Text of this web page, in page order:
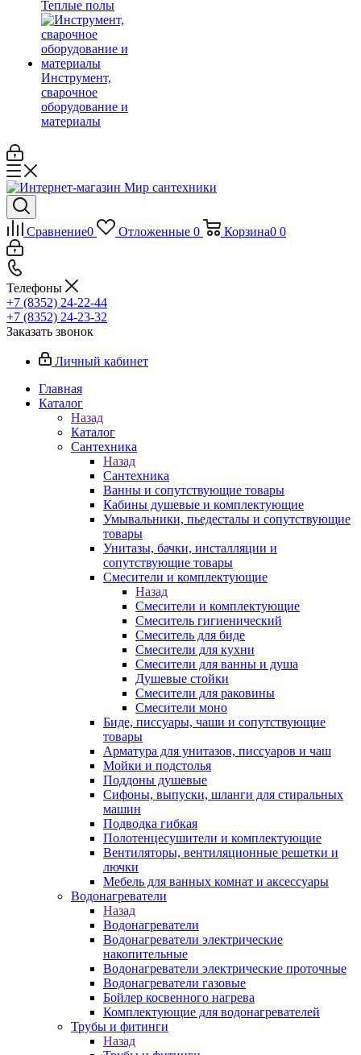
Теплые полы
Инструмент,
сварочное
оборудование и
материалы
Сравнение0 Отложенные 0 Корзина0 0
Телефоны
+7 (8352) 24-22-44
+7 (8352) 24-23-32
Заказать звонок
Личный кабинет
Главная
Каталог
Назад
Каталог
Сантехника
Назад
Сантехника
Ванны и сопутствующие товары
Кабины душевые и комплектующие
Умывальники, пьедесталы и сопутствующие
товары
Унитазы, бачки, инсталляции и
сопутствующие товары
Смесители и комплектующие
Назад
Смесители и комплектующие
Смеситель гигиенический
Смеситель для биде
Смесители для кухни
Смесители для ванны и душа
Душевые стойки
Смесители для раковины
Смесители моно
Биде, писсуары, чаши и сопутствующие
товары
Арматура для унитазов, писсуаров и чаш
Мойки и подстолья
Поддоны душевые
Сифоны, выпуски, шланги для стиральных
машин
Подводка гибкая
Полотенцесушители и комплектующие
Вентиляторы, вентиляционные решетки и
лючки
Мебель для ванных комнат и аксессуары
Водонагреватели
Назад
Водонагреватели
Водонагреватели электрические
накопительные
Водонагреватели электрические проточные
Водонагреватели газовые
Бойлер косвенного нагрева
Комплектующие для водонагревателей
Трубы и фитинги
Назад